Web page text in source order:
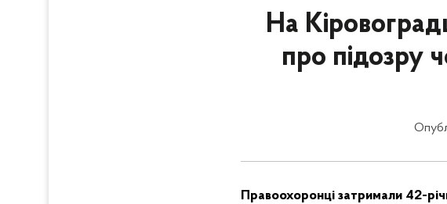
На
про підозру
Правоохоронці затримали 42-